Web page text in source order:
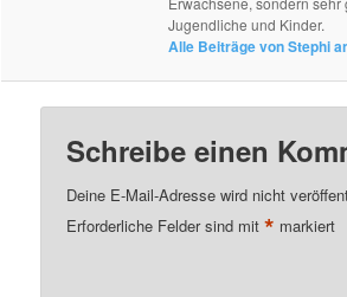
Jugendliche und Kinder.
Alle Beiträge von Stephi
Schreibe einen
Deine E-Mail-Adresse wird nicht
Erforderliche Felder sind mit* markiert